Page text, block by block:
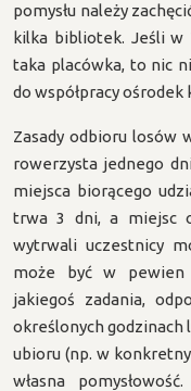
pomysłu należy
kilka bibliotek. Jeśli
taka placówka, to nic
do współpracy ośrodek
Zasady odbioru losów
rowerzysta jednego
miejsca biorącego
trwa 3 dni, a miejsc
wytrwali uczestnicy
może być w pewien
jakiegoś zadania,
określonych godzinach
ubioru (np. w
własna